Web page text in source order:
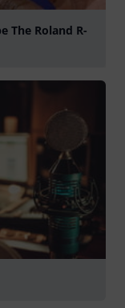
The Roland R-